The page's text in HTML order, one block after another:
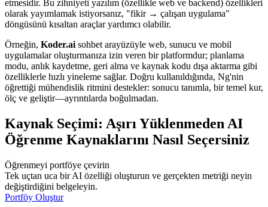
etmesidir. Bu zihniyeti yazılım (özellikle web ve backend) özellikleri
olarak yayımlamak istiyorsanız, "fikir → çalışan uygulama"
döngüsünü kısaltan araçlar yardımcı olabilir.
Örneğin, Koder.ai sohbet arayüzüyle web, sunucu ve mobil
uygulamalar oluşturmanıza izin veren bir platformdur; planlama
modu, anlık kaydetme, geri alma ve kaynak kodu dışa aktarma gibi
özelliklerle hızlı yineleme sağlar. Doğru kullanıldığında, Ng'nin
öğrettiği mühendislik ritmini destekler: sonucu tanımla, bir temel kur,
ölç ve geliştir—ayrıntılarda boğulmadan.
Kaynak Seçimi: Aşırı Yüklenmeden AI
Öğrenme Kaynaklarını Nasıl Seçersiniz
Öğrenmeyi portföye çevirin
Tek uçtan uca bir AI özelliği oluşturun ve gerçekten metriği neyin
değiştirdiğini belgeleyin.
Portföy Oluştur